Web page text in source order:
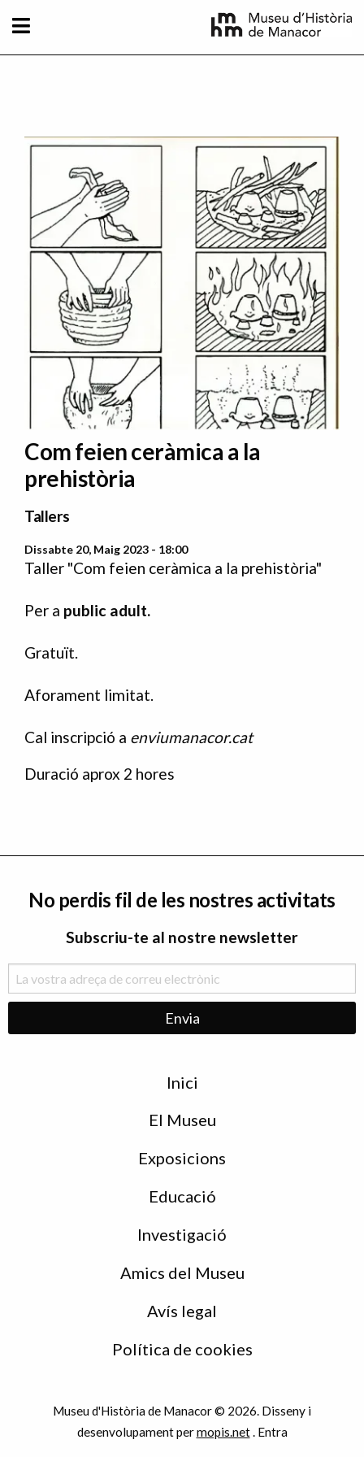
Com feien ceràmica a la
prehistòria
Tallers
Dissabte 20, Maig 2023 - 18:00
Taller "Com feien ceràmica a la prehistòria"
Per a public adult.
Gratuït.
Aforament limitat.
Cal inscripció a enviumanacor.cat
Duració aprox 2 hores
No perdis fil de les nostres activitats
Subscriu-te al nostre newsletter
Inici
El Museu
Exposicions
Educació
Investigació
Amics del Museu
Avís legal
Política de cookies
Museu d'Història de Manacor © 2026. Disseny i
desenvolupament permopis.net Entra